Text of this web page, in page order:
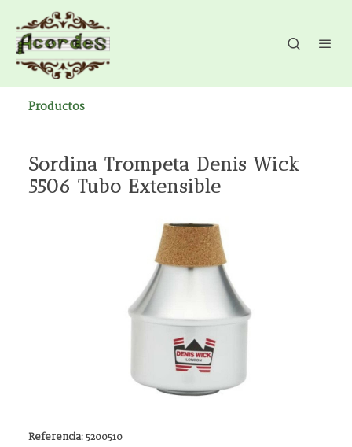
Productos
Sordina Trompeta Denis Wick
5506 Tubo Extensible
Referencia:5200510